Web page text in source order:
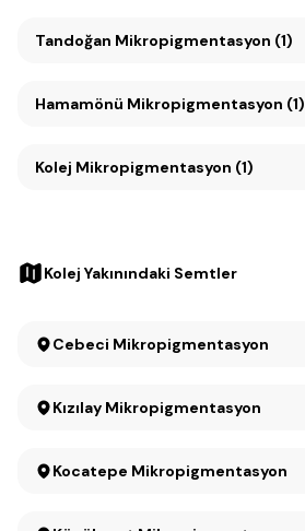
Tandoğan Mikropigmentasyon (1)
Hamamönü Mikropigmentasyon (1)
Kolej Mikropigmentasyon (1)
Kolej Yakınındaki Semtler
Cebeci Mikropigmentasyon
Kızılay Mikropigmentasyon
Kocatepe Mikropigmentasyon